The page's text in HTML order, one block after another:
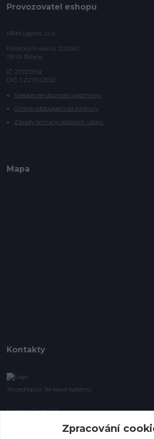
Provozovatel eshopu
MPM Logistic, s.r.o
Politických vězňů 1233/40
251 01 Říčany
IČ: 27922952
DIČ: CZ27922952
Všeobecné obchodní podmínky
Online odstoupení od smlouvy
Zásady ochrany osobních údajů
Mapa
Kontakty
Terceshop.cz Terasové systémy
Roman Podolák
Zpracování